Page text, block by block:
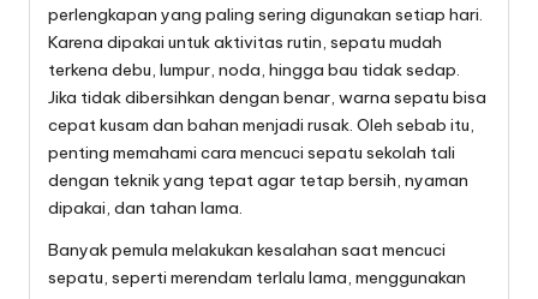
perlengkapan yang paling sering digunakan setiap hari.
Karena dipakai untuk aktivitas rutin, sepatu mudah
terkena debu, lumpur, noda, hingga bau tidak sedap.
Jika tidak dibersihkan dengan benar, warna sepatu bisa
cepat kusam dan bahan menjadi rusak. Oleh sebab itu,
penting memahami cara mencuci sepatu sekolah tali
dengan teknik yang tepat agar tetap bersih, nyaman
dipakai, dan tahan lama.
Banyak pemula melakukan kesalahan saat mencuci
sepatu, seperti merendam terlalu lama, menggunakan